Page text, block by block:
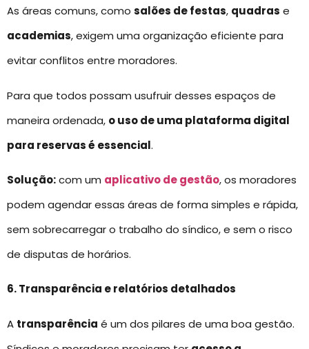
As áreas comuns, como salões de festas, quadras e
academias, exigem uma organização eficiente para
evitar conflitos entre moradores.
Para que todos possam usufruir desses espaços de
maneira ordenada, o uso de uma plataforma digital
para reservas é essencial.
Solução:com um aplicativo de gestão, os moradores
podem agendar essas áreas de forma simples e rápida,
sem sobrecarregar o trabalho do síndico, e sem o risco
de disputas de horários.
6. Transparência e relatórios detalhados
A transparência é um dos pilares de uma boa gestão.